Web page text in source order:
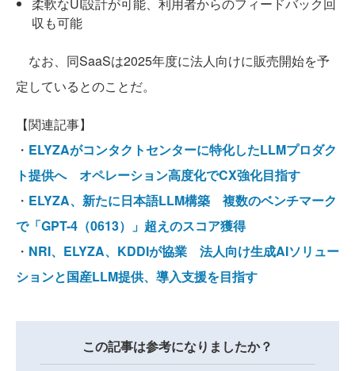
柔軟なUI設計が可能、利用者からのフィードバック回
収も可能
なお、同SaaSは2025年度に法人向けに販売開始を予
定しているとのことだ。
【関連記事】
・ ELYZAがコンタクトセンターに特化したLLMプロダク
ト提供へ オペレーション高度化でCX強化目指す
・ ELYZA、新たに日本語LLM構築 複数のベンチマーク
で「GPT-4（0613）」超えのスコア獲得
・ NRI、ELYZA、KDDIが協業 法人向け生成AIソリュー
ションと国産LLM提供、導入支援を目指す
この記事は参考になりましたか？